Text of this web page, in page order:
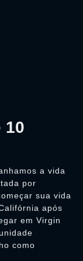
10
a vida
por
sua vida
após
em Virgin
como